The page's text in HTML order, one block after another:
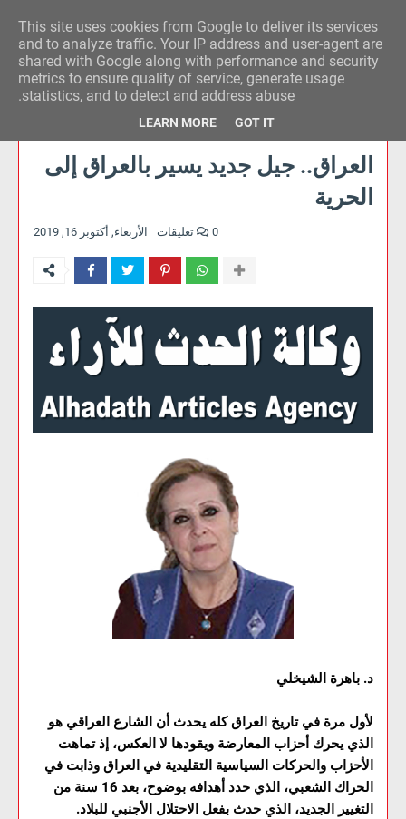
وكالة الحدث للآراء
العراق.. جيل جديد يسير بالعراق إلى
الحرية
الأربعاء, أكتوبر 16, 2019 0 تعليقات
د. باهرة الشيخلي
لأول مرة في تاريخ العراق كله يحدث أن الشارع العراقي هو
الذي يحرك أحزاب المعارضة ويقودها لا العكس، إذ تماهت
الأحزاب والحركات السياسية التقليدية في العراق وذابت في
الحراك الشعبي، الذي حدد أهدافه بوضوح، بعد 16 سنة من
التغيير الجديد، الذي حدث بفعل الاحتلال الأجنبي للبلاد.
This site uses cookies from Google to deliver its services
and to analyze traffic. Your IP address and user-agent are
shared with Google along with performance and security
metrics to ensure quality of service, generate usage
statistics, and to detect and address abuse.
LEARN MORE GOT IT